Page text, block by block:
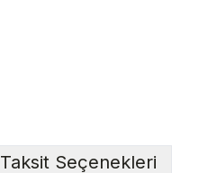
Taksit Seçenekleri